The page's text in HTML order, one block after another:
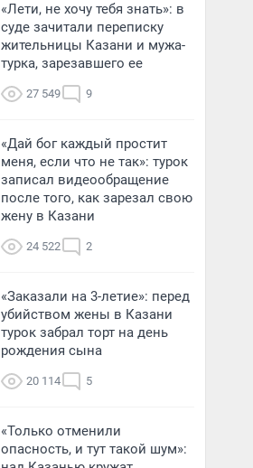
«Лети, не хочу тебя знать»: в
суде зачитали переписку
жительницы Казани и мужа-
турка, зарезавшего ее
27 549 9
«Дай бог каждый простит
меня, если что не так»: турок
записал видеообращение
после того, как зарезал свою
жену в Казани
24 522 2
«Заказали на 3-летие»: перед
убийством жены в Казани
турок забрал торт на день
рождения сына
20 114 5
«Только отменили
опасность, и тут такой шум»: